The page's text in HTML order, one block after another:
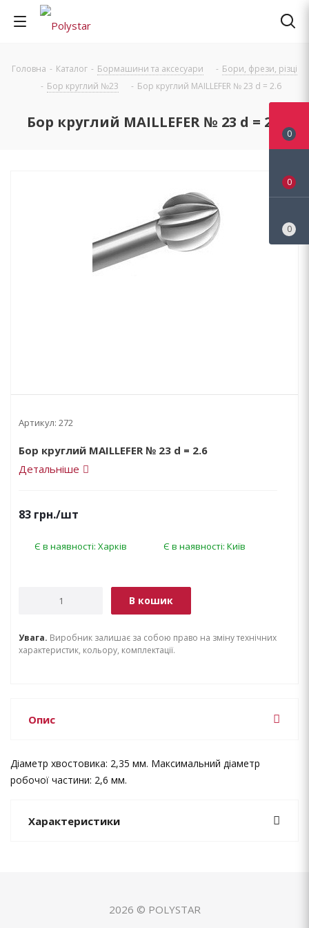
Головна - Каталог - Бормашини та аксесуари - Бори, фрези, різці
- Бор круглий №23 - Бор круглий MAILLEFER № 23 d = 2.6
Бор круглий MAILLEFER № 23 d = 2.6
Артикул: 272
Бор круглий MAILLEFER № 23 d = 2.6
Детальніше
83 грн./шт
Є в наявності: Харків Є в наявності: Київ
В кошик
Увага. Виробник залишає за собою право на зміну технічних
характеристик, кольору, комплектації.
Опис
Діаметр хвостовика: 2,35 мм. Максимальний діаметр
робочої частини: 2,6 мм.
Характеристики
2026 © POLYSTAR
0
0
0